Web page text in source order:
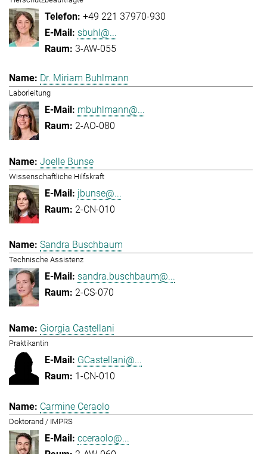
+49 221 37970-930
sbuhl@...
3-AW-055
Dr. Miriam Buhlmann
Laborleitung
mbuhlmann@...
2-AO-080
Joelle Bunse
Wissenschaftliche Hilfskraft
jbunse@...
2-CN-010
Sandra Buschbaum
Technische Assistenz
sandra.buschbaum@...
2-CS-070
Giorgia Castellani
Praktikantin
GCastellani@...
1-CN-010
Carmine Ceraolo
Doktorand / IMPRS
cceraolo@...